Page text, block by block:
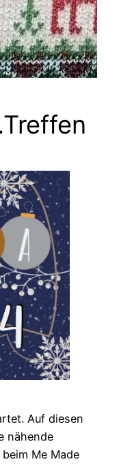
Auf diesen
nähende
Me Made